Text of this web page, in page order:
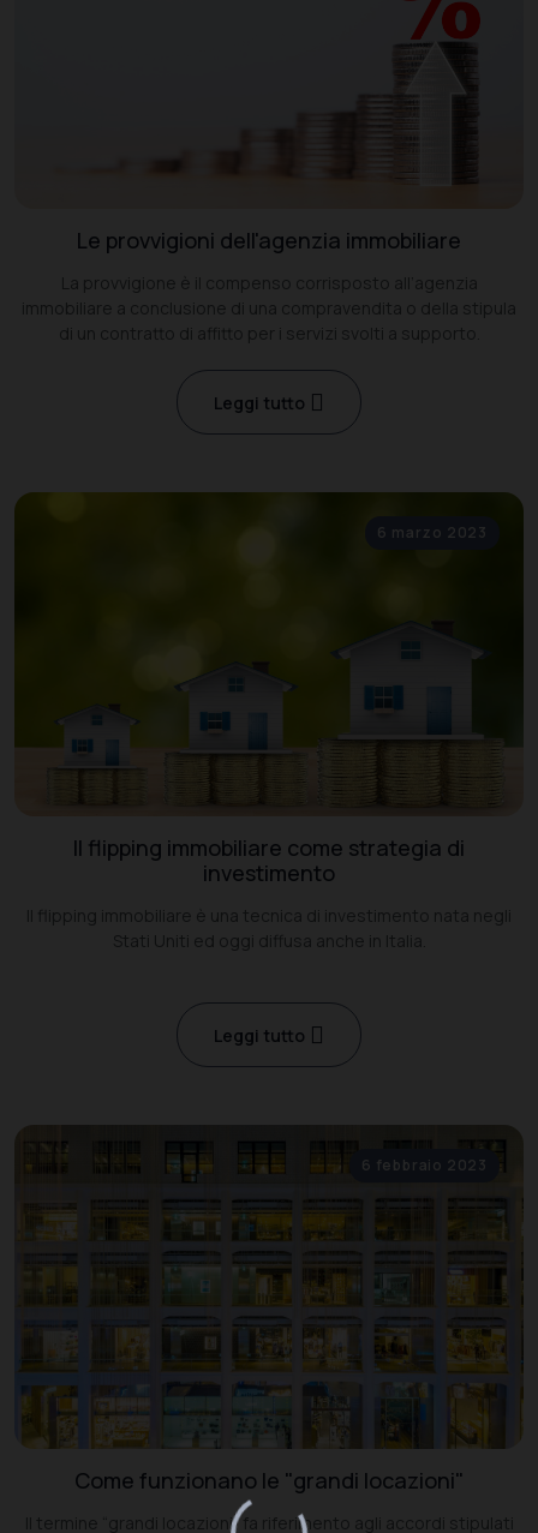
Le provvigioni dell'agenzia immobiliare
La provvigione è il compenso corrisposto all’agenzia
immobiliare a conclusione di una compravendita o della stipula
di un contratto di affitto per i servizi svolti a supporto.
Leggi tutto
6 marzo 2023
Il flipping immobiliare come strategia di
investimento
Il flipping immobiliare è una tecnica di investimento nata negli
Stati Uniti ed oggi diffusa anche in Italia.
Leggi tutto
6 febbraio 2023
Come funzionano le "grandi locazioni"
Il termine “grandi locazioni” fa riferimento agli accordi stipulati